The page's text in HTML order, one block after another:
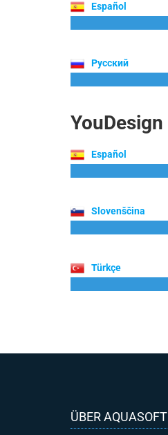
Español
Русский
YouDesign
Español
Slovenščina
Türkçe
ÜBER AQUASOFT